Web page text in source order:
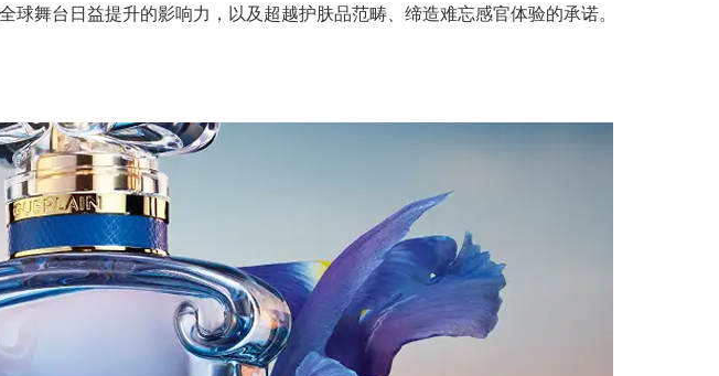
舞台日益提升的影响力，以及超越护肤品范畴、缔造难忘感官体验的承诺。